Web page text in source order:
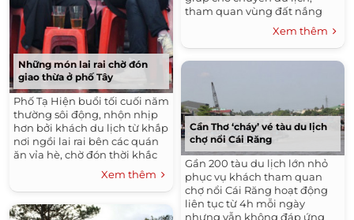
Những món lai rai chờ đón
giao thừa ở phố Tây
Phố Tạ Hiện buổi tối cuối năm
thường sôi động, nhộn nhịp
hơn bởi khách du lịch từ khắp
nơi ngồi lai rai bên các quán
ăn vỉa hè, chờ đón thời khắc
Xem thêm
tham quan vùng đất nắng
Phan Rang, Ninh Thuận thêm
đậm đà, khó quên.
Xem thêm
Cần Thơ ‘cháy’ vé tàu du lịch
chợ nổi Cái Răng
Gần 200 tàu du lịch lớn nhỏ
phục vụ khách tham quan
chợ nổi Cái Răng hoạt động
liên tục từ 4h mỗi ngày
nhưng vẫn không đáp ứng